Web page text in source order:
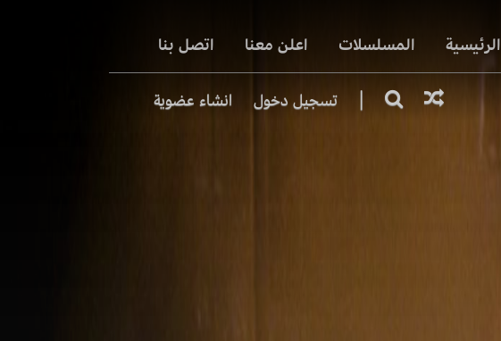
الرئيسية المسلسلات اعلن معنا اتصل بنا
| تسجيل دخول انشاء عضوية